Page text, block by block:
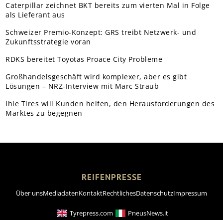
Caterpillar zeichnet BKT bereits zum vierten Mal in Folge
als Lieferant aus
Schweizer Premio-Konzept: GRS treibt Netzwerk- und
Zukunftsstrategie voran
RDKS bereitet Toyotas Proace City Probleme
Großhandelsgeschäft wird komplexer, aber es gibt
Lösungen – NRZ-Interview mit Marc Straub
Ihle Tires will Kunden helfen, den Herausforderungen des
Marktes zu begegnen
REIFENPRESSE
Über unsMediadatenKontaktRechtlichesDatenschutzImpressum
Tyrepress.com PneusNews.it